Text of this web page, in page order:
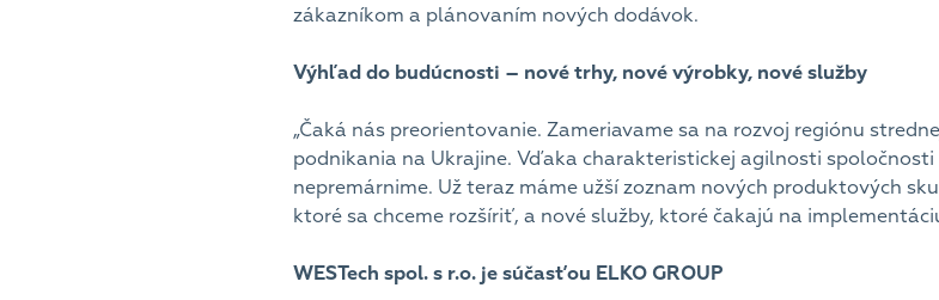
zákazníkom a plánovaním nových dodávok.
Výhľad do budúcnosti – nové trhy, nové výrobky, nové služby
„Čaká nás preorientovanie. Zameriavame sa na rozvoj regiónu
podnikania na Ukrajine. Vďaka charakteristickej agilnosti spoločnosti
nepremárnime. Už teraz máme užší zoznam nových produktových
ktoré sa chceme rozšíriť, a nové služby, ktoré čakajú na
WESTech spol. s r.o. je súčasťou ELKO GROUP